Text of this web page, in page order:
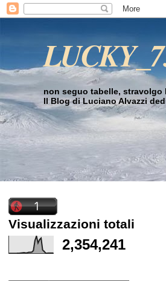
non seguo tabelle,
Il Blog di Luciano Alvazzi
Visualizzazioni totali
2,354,241